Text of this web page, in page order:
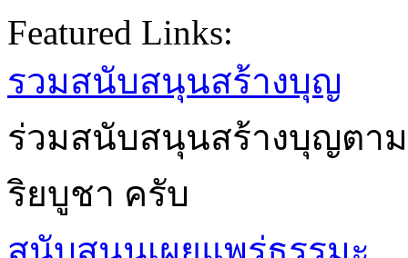
Featured Links:
รวมสนับสนุนสร้างบุญ
ร่วมสนับสนุนสร้างบุญตา
ริยบูชา ครับ
สนับสนุนเผยแพร่ธรรมะ